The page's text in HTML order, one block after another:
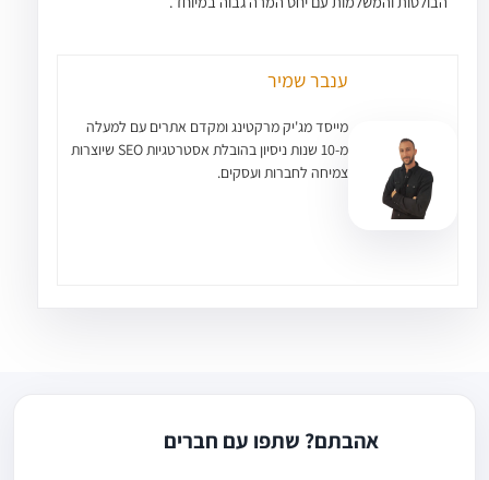
ענבר שמיר
מייסד מג'יק מרקטינג ומקדם אתרים עם למעלה
מ-10 שנות ניסיון בהובלת אסטרטגיות SEO שיוצרות
צמיחה לחברות ועסקים.
אהבתם? שתפו עם חברים